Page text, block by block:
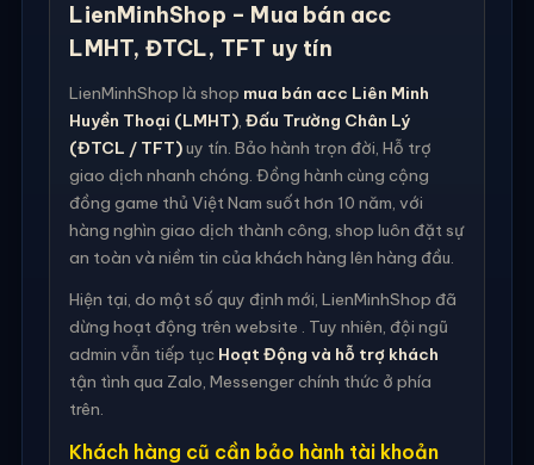
LienMinhShop – Mua bán acc
LMHT, ĐTCL, TFT uy tín
LienMinhShop là shop mua bán acc Liên Minh
Huyền Thoại (LMHT),Đấu Trường Chân Lý
(ĐTCL / TFT)uy tín. Bảo hành trọn đời, Hỗ trợ
giao dịch nhanh chóng. Đồng hành cùng cộng
đồng game thủ Việt Nam suốt hơn 10 năm, với
hàng nghìn giao dịch thành công, shop luôn đặt sự
an toàn và niềm tin của khách hàng lên hàng đầu.
Hiện tại, do một số quy định mới, LienMinhShop đã
dừng hoạt động trên website . Tuy nhiên, đội ngũ
admin vẫn tiếp tục Hoạt Động và hỗ trợ khách
tận tình qua Zalo, Messenger chính thức ở phía
trên.
Khách hàng cũ cần bảo hành tài khoản